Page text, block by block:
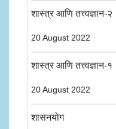
शास्त्र आणि तत्त्वज्ञान-२
20 August 2022
शास्त्र आणि तत्त्वज्ञान-१
20 August 2022
शासनयोग